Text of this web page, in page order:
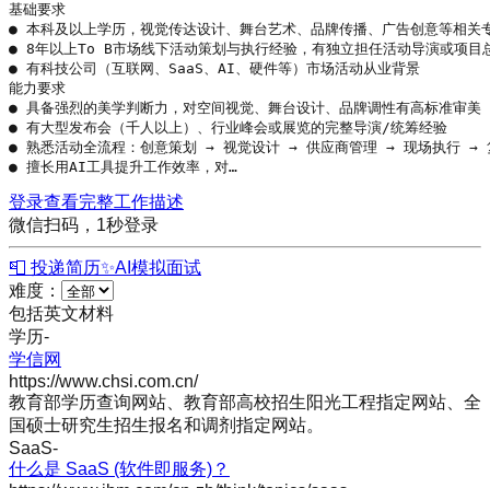
基础要求
● 本科及以上学历 ，视觉传达设计、舞台艺术、品牌传播、广告创意等相关
● 8年以上To B市场线下活动策划与执行经验，有独立担任活动导演或项目
● 有科技公司（互联网、 SaaS、AI、硬件等）市场活动从业背景
能力要求
● 具备强烈的美学判断力，对空间视觉、舞台设计、品牌调性有高标准审美
● 有大型发布会（千人以上）、行业峰会或展览的完整导演/统筹经验
● 熟悉活动全流程：创意策划 → 视觉设计 → 供应商管理 → 现场执行 →
● 擅长用AI工具提升工作效率，对…
登录查看完整工作描述
微信扫码，1秒登录
📮 投递简历✨AI模拟面试
难度：
包括英文材料
学历-
学信网
https://www.chsi.com.cn/
教育部学历查询网站、教育部高校招生阳光工程指定网站、全
国硕士研究生招生报名和调剂指定网站。
SaaS-
什么是 SaaS (软件即服务)？